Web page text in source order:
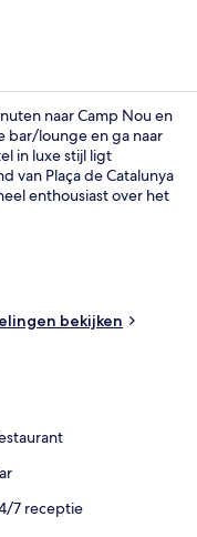
naar Camp Nou en
bar/lounge en ga naar
in luxe stijl ligt
van Plaça de Catalunya
enthousiast over het
Sants en 5
bekijken
7 receptie